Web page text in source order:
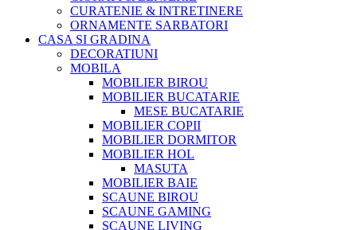
CURATENIE & INTRETINERE
ORNAMENTE SARBATORI
CASA SI GRADINA
DECORATIUNI
MOBILA
MOBILIER BIROU
MOBILIER BUCATARIE
MESE BUCATARIE
MOBILIER COPII
MOBILIER DORMITOR
MOBILIER HOL
MASUTA
MOBILIER BAIE
SCAUNE BIROU
SCAUNE GAMING
SCAUNE LIVING